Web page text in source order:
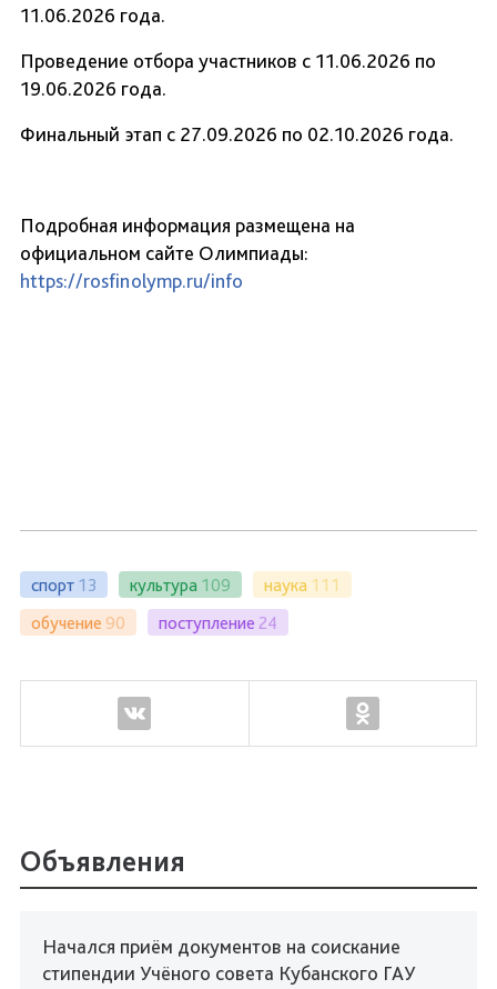
11.06.2026 года.
Проведение отбора участников с 11.06.2026 по
19.06.2026 года.
Финальный этап с 27.09.2026 по 02.10.2026 года.
Подробная информация размещена на
официальном сайте Олимпиады:
https://rosfinolymp.ru/info
спорт 13 культура 109 наука 111
обучение 90 поступление 24
Объявления
Начался приём документов на соискание
стипендии Учёного совета Кубанского ГАУ